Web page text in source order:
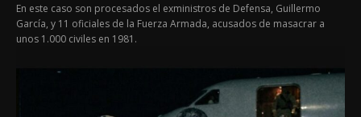
En este caso son procesados el exministros de Defensa, Guillermo
García, y 11 oficiales de la Fuerza Armada, acusados de masacrar a
unos 1.000 civiles en 1981.